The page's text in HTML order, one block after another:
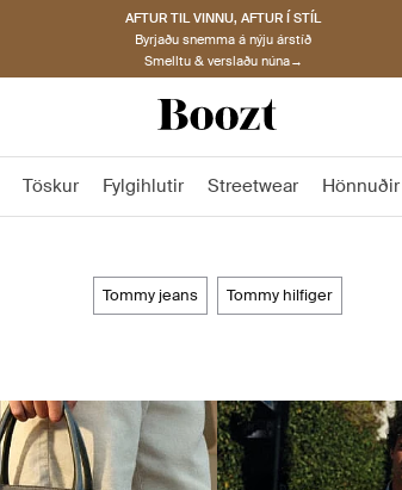
AFTUR TIL VINNU, AFTUR Í STÍL
Byrjaðu snemma á nýju árstíð
Smelltu & verslaðu núna→
Töskur Fylgihlutir Streetwear Hönnuðir
tommy jeans tommy hilfiger